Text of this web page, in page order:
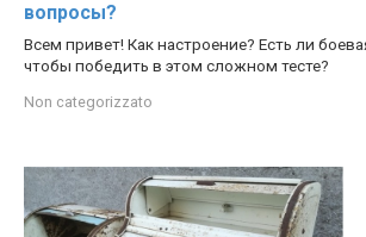
вопросы?
Всем привет! Как настроение? Есть ли
чтобы победить в этом сложном тесте?
Non categorizzato